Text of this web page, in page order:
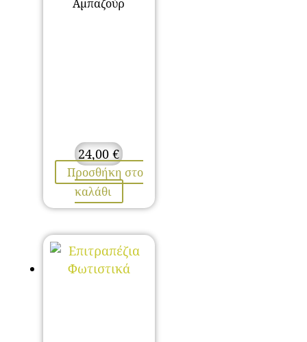
Αμπαζούρ
24,00€
Προσθήκη στο
καλάθι